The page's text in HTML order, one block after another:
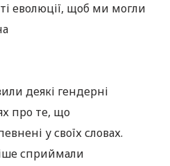
еволюції, щоб ми могли
деякі гендерні
про те, що
у своїх словах.
сприймали